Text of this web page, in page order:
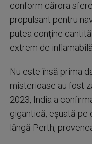
conform cărora
propulsant pentru
putea conţine
extrem de
Nu este însă prima
misterioase au fost
2023, India a
gigantică, eşuată pe
lângă Perth,